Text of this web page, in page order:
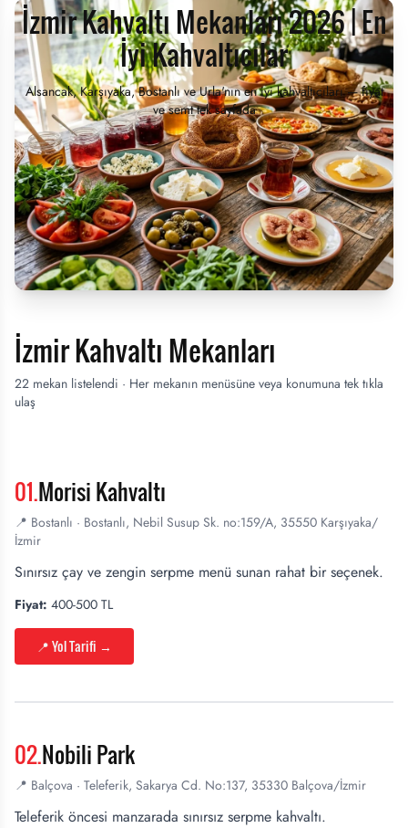
İzmir Kahvaltı Mekanları 2026 | En
İyi Kahvaltıcılar
Alsancak, Karşıyaka, Bostanlı ve Urla'nın en iyi kahvaltıcıları — fiyat
ve semt tek sayfada
İzmirKahvaltı Mekanları
22 mekan listelendi · Her mekanın menüsüne veya konumuna tek tıkla
ulaş
01.Morisi Kahvaltı
📍 Bostanlı · Bostanlı, Nebil Susup Sk. no:159/A, 35550 Karşıyaka/
İzmir
Sınırsız çay ve zengin serpme menü sunan rahat bir seçenek.
Fiyat: 400-500 TL
📍 Yol Tarifi →
02.Nobili Park
📍 Balçova · Teleferik, Sakarya Cd. No:137, 35330 Balçova/İzmir
Teleferik öncesi manzarada sınırsız serpme kahvaltı.